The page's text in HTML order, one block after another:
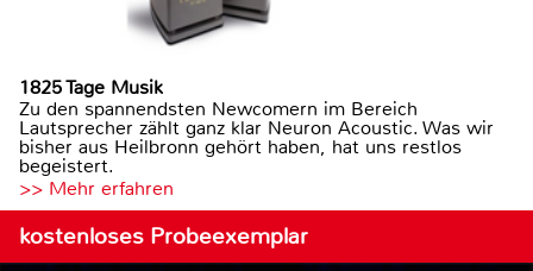
1825 Tage Musik
Zu den spannendsten Newcomern im Bereich
Lautsprecher zählt ganz klar Neuron Acoustic. Was wir
bisher aus Heilbronn gehört haben, hat uns restlos
begeistert.
>> Mehr erfahren
kostenloses Probeexemplar